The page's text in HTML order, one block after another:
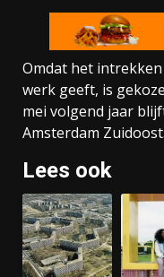
Omdat het
werk geeft, is
mei volgend jaar
Amsterdam Zuidoost.
Lees ook